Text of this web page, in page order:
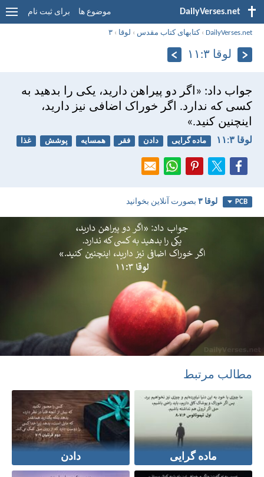
DailyVerses.net موضوع ها برای ثبت نام
DailyVerses.net
›کتابهای کتاب مقدس › لوقا ›۳
لوقا ۳:‏۱۱
جواب داد: «اگر دو پيراهن داريد، يكی را بدهيد به
كسی كه ندارد. اگر خوراک اضافی نيز داريد،
اينچنين كنيد.»
لوقا ۳:‏۱۱ ماده گرایی دادن فقر همسایه پوشش غذا
PCB لوقا ۳ بصورت آنلاین بخوانید
مطالب مرتبط
ماده گرایی دادن